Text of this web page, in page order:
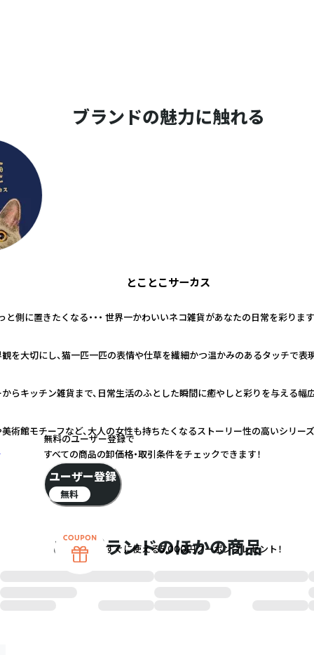
ブランドの魅力に触れる
とことこサーカス
と側に置きたくなる・・・ 世界一かわいいネコ雑貨があなたの日常を彩ります
を大切にし、猫一匹一匹の表情や仕草を繊細かつ温かみのあるタッチで表
らキッチン雑貨まで、日常生活のふとした瞬間に癒やしと彩りを与える幅
術館モチーフなど、大人の女性も持ちたくなるストーリー性の高いシリー
このブランドのほかの商品
無料のユーザー登録で
すべての商品の卸価格・取引条件をチェックできます！
ユーザー登録
無料
すぐに使える5,000円クーポンプレゼント！